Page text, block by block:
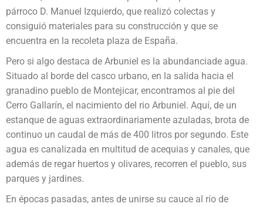
párroco D. Manuel Izquierdo, que realizó colectas y
consiguió materiales para su construcción y que se
encuentra en la recoleta plaza de España.
Pero si algo destaca de Arbuniel es la abundanciade agua.
Situado al borde del casco urbano, en la salida hacia el
granadino pueblo de Montejicar, encontramos al pie del
Cerro Gallarín, el nacimiento del rio Arbuniel. Aquí, de un
estanque de aguas extraordinariamente azuladas, brota de
continuo un caudal de más de 400 litros por segundo. Este
agua es canalizada en multitud de acequias y canales, que
además de regar huertos y olivares, recorren el pueblo, sus
parques y jardines.
En épocas pasadas, antes de unirse su cauce al río de